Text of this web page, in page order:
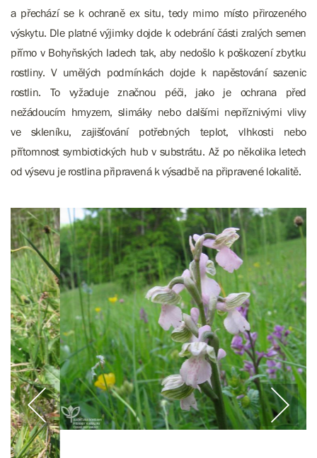
a přechází se k ochraně ex situ, tedy mimo místo přirozeného
výskytu. Dle platné výjimky dojde k odebrání části zralých semen
přímo v Bohyňských ladech tak, aby nedošlo k poškození zbytku
rostliny. V umělých podmínkách dojde k napěstování sazenic
rostlin. To vyžaduje značnou péči, jako je ochrana před
nežádoucím hmyzem, slimáky nebo dalšími nepříznivými vlivy
ve skleníku, zajišťování potřebných teplot, vlhkosti nebo
přítomnost symbiotických hub v substrátu. Až po několika letech
od výsevu je rostlina připravená k výsadbě na připravené lokalitě.